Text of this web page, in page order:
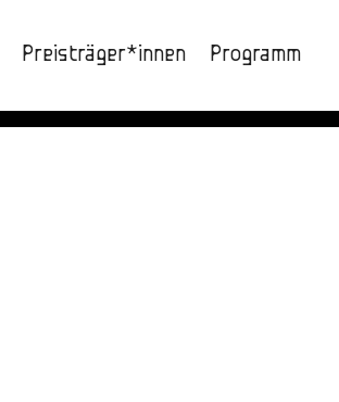
Preisträger*innen Programm